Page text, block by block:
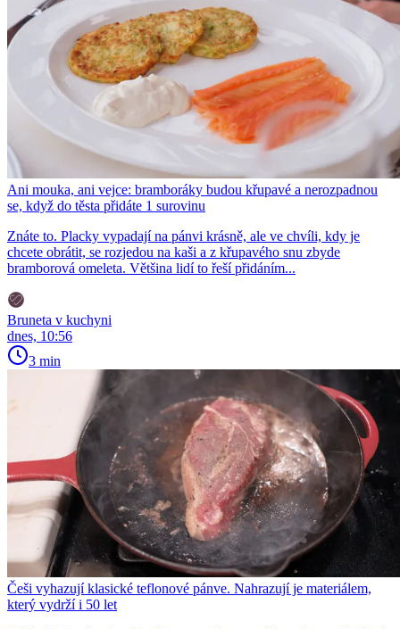
Ani mouka, ani vejce: bramboráky budou křupavé a nerozpadnou
se, když do těsta přidáte 1 surovinu
Znáte to. Placky vypadají na pánvi krásně, ale ve chvíli, kdy je
chcete obrátit, se rozjedou na kaši a z křupavého snu zbyde
bramborová omeleta. Většina lidí to řeší přidáním...
Bruneta v kuchyni
dnes, 10:56
3 min
Češi vyhazují klasické teflonové pánve. Nahrazují je materiálem,
který vydrží i 50 let